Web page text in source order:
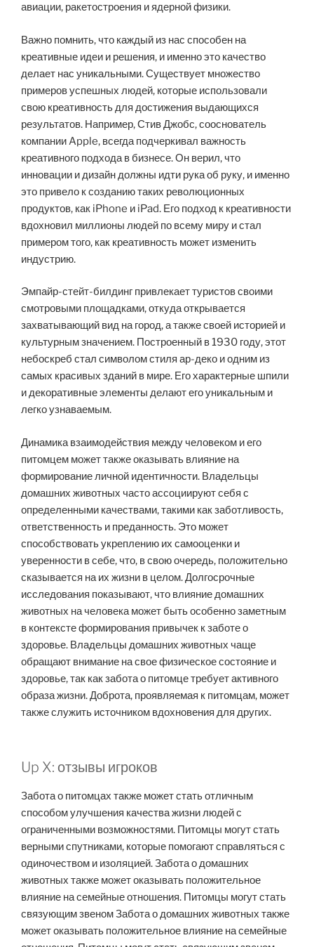
авиации, ракетостроения и ядерной физики.
Важно помнить, что каждый из нас способен на
креативные идеи и решения, и именно это качество
делает нас уникальными. Существует множество
примеров успешных людей, которые использовали
свою креативность для достижения выдающихся
результатов. Например, Стив Джобс, сооснователь
компании Apple, всегда подчеркивал важность
креативного подхода в бизнесе. Он верил, что
инновации и дизайн должны идти рука об руку, и именно
это привело к созданию таких революционных
продуктов, как iPhone и iPad. Его подход к креативности
вдохновил миллионы людей по всему миру и стал
примером того, как креативность может изменить
индустрию.
Эмпайр-стейт-билдинг привлекает туристов своими
смотровыми площадками, откуда открывается
захватывающий вид на город, а также своей историей и
культурным значением. Построенный в 1930 году, этот
небоскреб стал символом стиля ар-деко и одним из
самых красивых зданий в мире. Его характерные шпили
и декоративные элементы делают его уникальным и
легко узнаваемым.
Динамика взаимодействия между человеком и его
питомцем может также оказывать влияние на
формирование личной идентичности. Владельцы
домашних животных часто ассоциируют себя с
определенными качествами, такими как заботливость,
ответственность и преданность. Это может
способствовать укреплению их самооценки и
уверенности в себе, что, в свою очередь, положительно
сказывается на их жизни в целом. Долгосрочные
исследования показывают, что влияние домашних
животных на человека может быть особенно заметным
в контексте формирования привычек к заботе о
здоровье. Владельцы домашних животных чаще
обращают внимание на свое физическое состояние и
здоровье, так как забота о питомце требует активного
образа жизни. Доброта, проявляемая к питомцам, может
также служить источником вдохновения для других.
Up X: отзывы игроков
Забота о питомцах также может стать отличным
способом улучшения качества жизни людей с
ограниченными возможностями. Питомцы могут стать
верными спутниками, которые помогают справляться с
одиночеством и изоляцией. Забота о домашних
животных также может оказывать положительное
влияние на семейные отношения. Питомцы могут стать
связующим звеном Забота о домашних животных также
может оказывать положительное влияние на семейные